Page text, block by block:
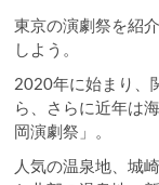
東京の演劇祭を紹
しよう。
2020年に始まり、
ら、さらに近年は
岡演劇祭」。
人気の温泉地、城